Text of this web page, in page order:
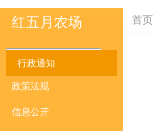
红五月农场
行政通知
政策法规
信息公开
首页